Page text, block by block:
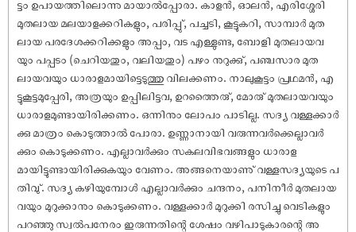
ട്ടം ഉപായത്തിലൊന്നു മായാൽപ്പോരാ. കാളൻ, ഓലൻ, എരിശ്ശേരി
മുതലായ മലയാളക്കറികളും, പരിപ്പു്, പച്ചടി, കൂട്ടുകറി, സാമ്പാർ മുത
ലായ പരദേശക്കറിക്കളും അപ്പം, വട എള്ളുണ്ട, ബോളി മുതലായവ
യും പപ്പടം (ചെറിയതും, വലിയതും) പഴം നുറുക്കു്, പഞ്ചസാര മുത
ലായവയും ധാരാളമായിട്ടെടുത്തു വിലക്കണം. നാലുകൂട്ടം പ്രഥമൻ, എ
ട്ടുകൂട്ടമുപ്പേരി, അത്രയും ഉപ്പിലിട്ടവ, ഉറത്തൈരു്, മോരു് മുതലായവയും
ധാരാളമുണ്ടായിരിക്കണം. ഒന്നിനും ലോപം പാടില്ല. സദ്യ വള്ളക്കാർ
ക്കു മാത്രം കൊടുത്താൽ പോരാ. ഉണ്ണാനായി വരുന്നവർക്കെല്ലാവർ
ക്കും കൊടുക്കണം. എല്ലാവർക്കും സകലവിഭവങ്ങളും ധാരാള
മായിട്ടുണ്ടായിരിക്കുകയും വേണം. അങ്ങനെയാണു് വള്ളസദ്യയുടെ പ
തിവു്. സദ്യ കഴിയുമ്പോൾ എല്ലാവർക്കും ചന്ദനം, പനിനീർ മുതലായ
വയും മുറുക്കാനും കൊടുക്കണം. വള്ളക്കാർ മുറുക്കി രസിച്ചു വെടികളും
പറഞ്ഞു സ്വൽപനേരം ഇരുന്നതിന്റെ ശേ‌ഷം വഴിപാടുകാരന്റെ അ